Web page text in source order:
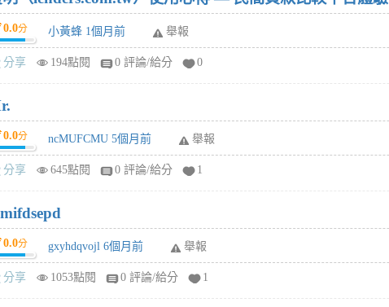
0.0分 小黃蜂 1個月前 舉報
分享 194點閱 0 評論/給分 0
0.0分 ncMUFCMU 5個月前 舉報
分享 645點閱 0 評論/給分 1
0.0分 gxyhdqvojl 6個月前 舉報
分享 1053點閱 0 評論/給分 1